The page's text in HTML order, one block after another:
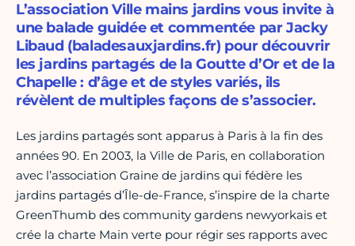
L’association Ville mains jardins vous invite à
une balade guidée et commentée par Jacky
Libaud (baladesauxjardins.fr) pour découvrir
les jardins partagés de la Goutte d’Or et de la
Chapelle : d’âge et de styles variés, ils
révèlent de multiples façons de s’associer.
Les jardins partagés sont apparus à Paris à la fin des
années 90. En 2003, la Ville de Paris, en collaboration
avec l’association Graine de jardins qui fédère les
jardins partagés d’Île-de-France, s’inspire de la charte
GreenThumb des community gardens newyorkais et
crée la charte Main verte pour régir ses rapports avec